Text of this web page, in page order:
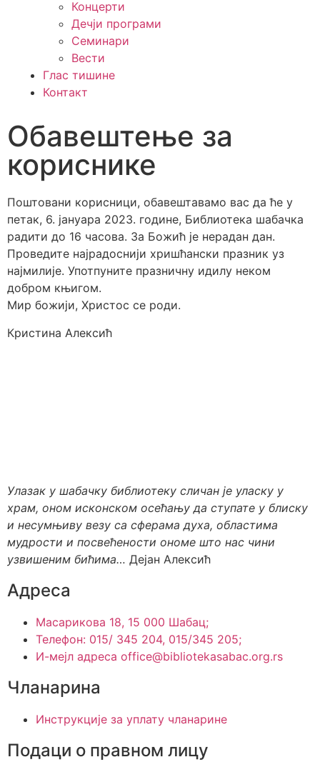
Концерти
Дечји програми
Семинари
Вести
Глас тишине
Контакт
Обавештење за
кориснике
Поштовани корисници, обавештавамо вас да ће у
петак, 6. јануара 2023. године, Библиотека шабачка
радити до 16 часова. За Божић је нерадан дан.
Проведите најрадоснији хришћански празник уз
најмилије. Употпуните празничну идилу неком
добром књигом.
Мир божији, Христос се роди.
Кристина Алексић
Улазак у шабачку библиотеку сличан је уласку у
храм, оном исконском осећању да ступате у блиску
и несумњиву везу са сферама духа, областима
мудрости и посвећености ономе што нас чини
узвишеним бићима… Дејан Алексић
Адреса
Масарикова 18, 15 000 Шабац;
Телефон: 015/ 345 204, 015/345 205;
И-мејл адреса office@bibliotekasabac.org.rs
Чланарина
Инструкције за уплату чланарине
Подаци о правном лицу